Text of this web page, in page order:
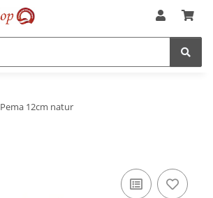
Pema 12cm natur